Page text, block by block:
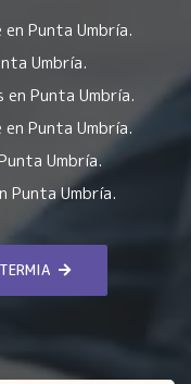
Punta Umbría.
Umbría.
Punta Umbría.
Punta Umbría.
Umbría.
Punta Umbría.